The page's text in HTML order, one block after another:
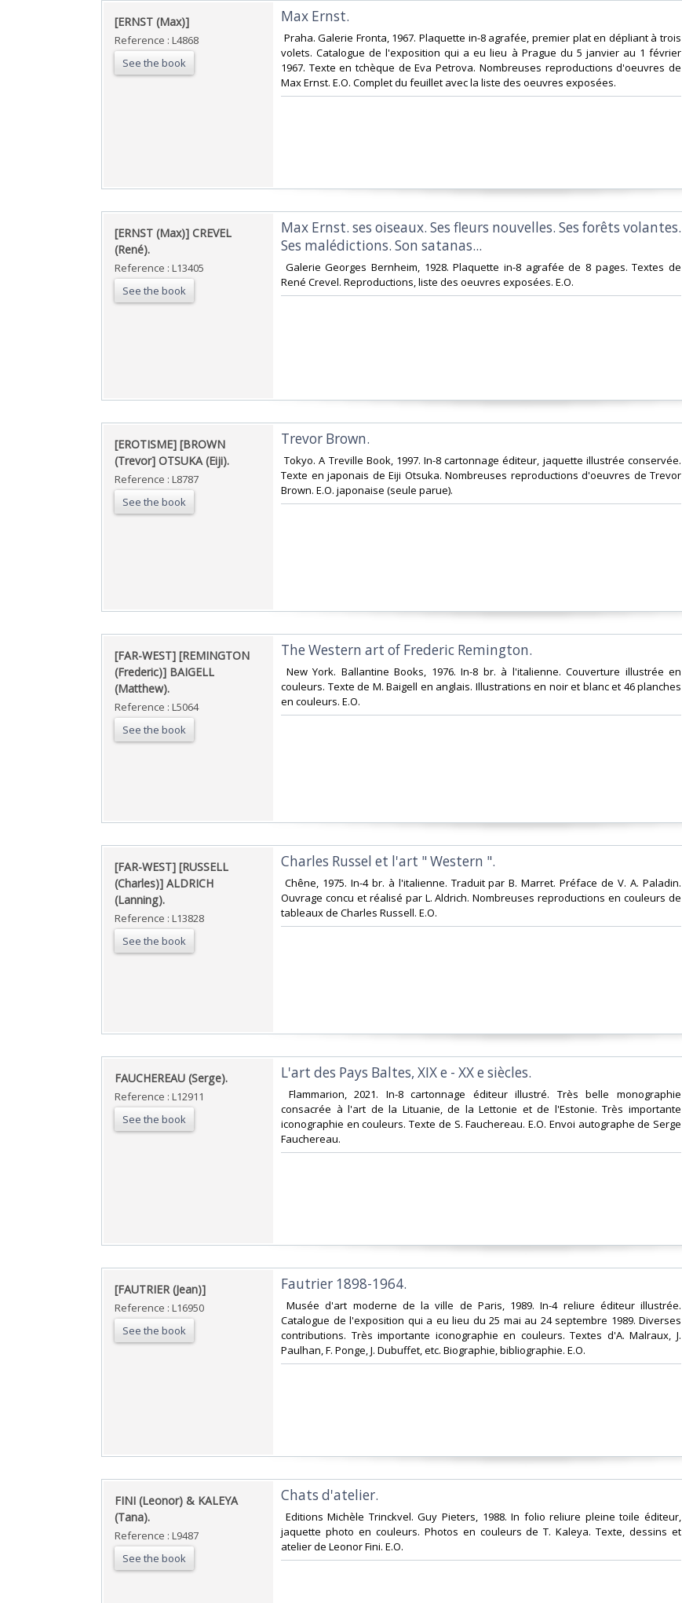
‎[ERNST (Max)]‎
Reference : L4868
See the book
‎Max Ernst.‎
‎ Praha. Galerie Fronta, 1967. Plaquette in-8 agrafée, premier plat en dépliant à trois
volets. Catalogue de l'exposition qui a eu lieu à Prague du 5 janvier au 1 février
1967. Texte en tchèque de Eva Petrova. Nombreuses reproductions d'oeuvres de
Max Ernst. E.O. Complet du feuillet avec la liste des oeuvres exposées.‎
‎[ERNST (Max)] CREVEL
(René).‎
Reference : L13405
See the book
‎Max Ernst. ses oiseaux. Ses fleurs nouvelles. Ses forêts volantes.
Ses malédictions. Son satanas...‎
‎ Galerie Georges Bernheim, 1928. Plaquette in-8 agrafée de 8 pages. Textes de
René Crevel. Reproductions, liste des oeuvres exposées. E.O.‎
‎[EROTISME] [BROWN
(Trevor] OTSUKA (Eiji).‎
Reference : L8787
See the book
‎Trevor Brown.‎
‎ Tokyo. A Treville Book, 1997. In-8 cartonnage éditeur, jaquette illustrée conservée.
Texte en japonais de Eiji Otsuka. Nombreuses reproductions d'oeuvres de Trevor
Brown. E.O. japonaise (seule parue).‎
‎[FAR-WEST] [REMINGTON
(Frederic)] BAIGELL
(Matthew).‎
Reference : L5064
See the book
‎The Western art of Frederic Remington.‎
‎ New York. Ballantine Books, 1976. In-8 br. à l'italienne. Couverture illustrée en
couleurs. Texte de M. Baigell en anglais. Illustrations en noir et blanc et 46 planches
en couleurs. E.O.‎
‎[FAR-WEST] [RUSSELL
(Charles)] ALDRICH
(Lanning).‎
Reference : L13828
See the book
‎Charles Russel et l'art " Western ".‎
‎ Chêne, 1975. In-4 br. à l'italienne. Traduit par B. Marret. Préface de V. A. Paladin.
Ouvrage concu et réalisé par L. Aldrich. Nombreuses reproductions en couleurs de
tableaux de Charles Russell. E.O.‎
‎FAUCHEREAU (Serge).‎
Reference : L12911
See the book
‎L'art des Pays Baltes, XIX e - XX e siècles.‎
‎ Flammarion, 2021. In-8 cartonnage éditeur illustré. Très belle monographie
consacrée à l'art de la Lituanie, de la Lettonie et de l'Estonie. Très importante
iconographie en couleurs. Texte de S. Fauchereau. E.O. Envoi autographe de Serge
Fauchereau.‎
‎[FAUTRIER (Jean)] ‎
Reference : L16950
See the book
‎Fautrier 1898-1964.‎
‎ Musée d'art moderne de la ville de Paris, 1989. In-4 reliure éditeur illustrée.
Catalogue de l'exposition qui a eu lieu du 25 mai au 24 septembre 1989. Diverses
contributions. Très importante iconographie en couleurs. Textes d'A. Malraux, J.
Paulhan, F. Ponge, J. Dubuffet, etc. Biographie, bibliographie. E.O.‎
‎FINI (Leonor) & KALEYA
(Tana).‎
Reference : L9487
See the book
‎Chats d'atelier.‎
‎ Editions Michèle Trinckvel. Guy Pieters, 1988. In folio reliure pleine toile éditeur,
jaquette photo en couleurs. Photos en couleurs de T. Kaleya. Texte, dessins et
atelier de Leonor Fini. E.O.‎